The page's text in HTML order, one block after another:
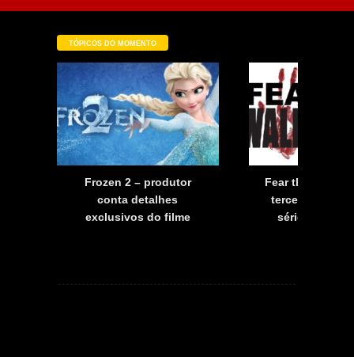
TÓPICOS DO MOMENTO
Frozen 2 – produtor
conta detalhes
exclusivos do filme
Fear the
terceira
série já tem